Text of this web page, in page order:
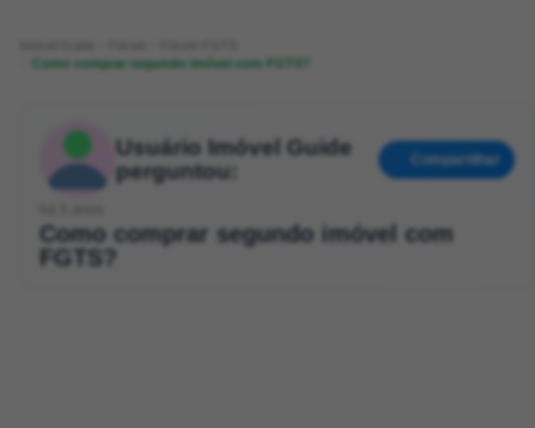
Como comprar segundo imóvel com FGTS?
Usuário Imóvel Guide
perguntou:
Compartilhar
Como comprar segundo imóvel com
FGTS?